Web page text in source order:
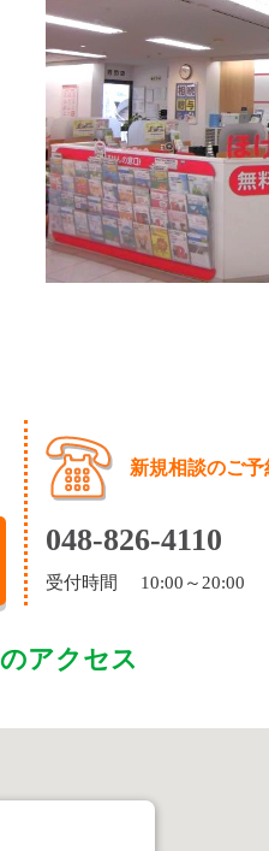
新規相談のご予
048-826-4110
受付時間 10:00～20:00
アクセス